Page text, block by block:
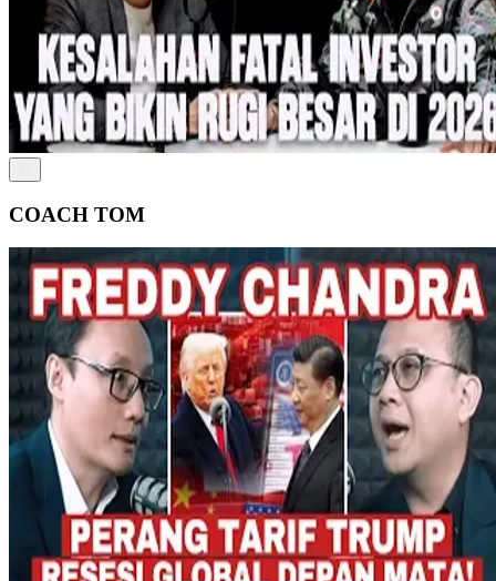
COACH TOM